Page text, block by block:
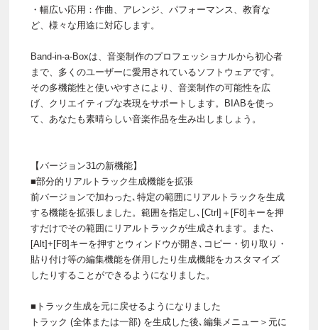
・幅広い応用：作曲、アレンジ、パフォーマンス、教育な
ど、様々な用途に対応します。
Band-in-a-Boxは、音楽制作のプロフェッショナルから初心者
まで、多くのユーザーに愛用されているソフトウェアです。
その多機能性と使いやすさにより、音楽制作の可能性を広
げ、クリエイティブな表現をサポートします。BIABを使っ
て、あなたも素晴らしい音楽作品を生み出しましょう。
【バージョン31の新機能】
■部分的リアルトラック生成機能を拡張
前バージョンで加わった､特定の範囲にリアルトラックを生成
する機能を拡張しました。範囲を指定し､[Ctrl]＋[F8]キーを押
すだけでその範囲にリアルトラックが生成されます。また､
[Alt]+[F8]キーを押すとウィンドウが開き､コピー・切り取り・
貼り付け等の編集機能を併用したり生成機能をカスタマイズ
したりすることができるようになりました。
■トラック生成を元に戻せるようになりました
トラック (全体または一部) を生成した後､編集メニュー＞元に